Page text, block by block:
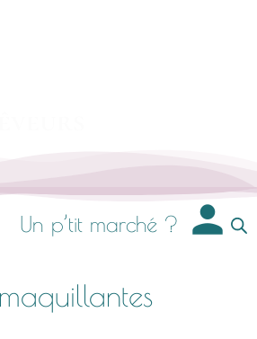
Un p’tit marché ?